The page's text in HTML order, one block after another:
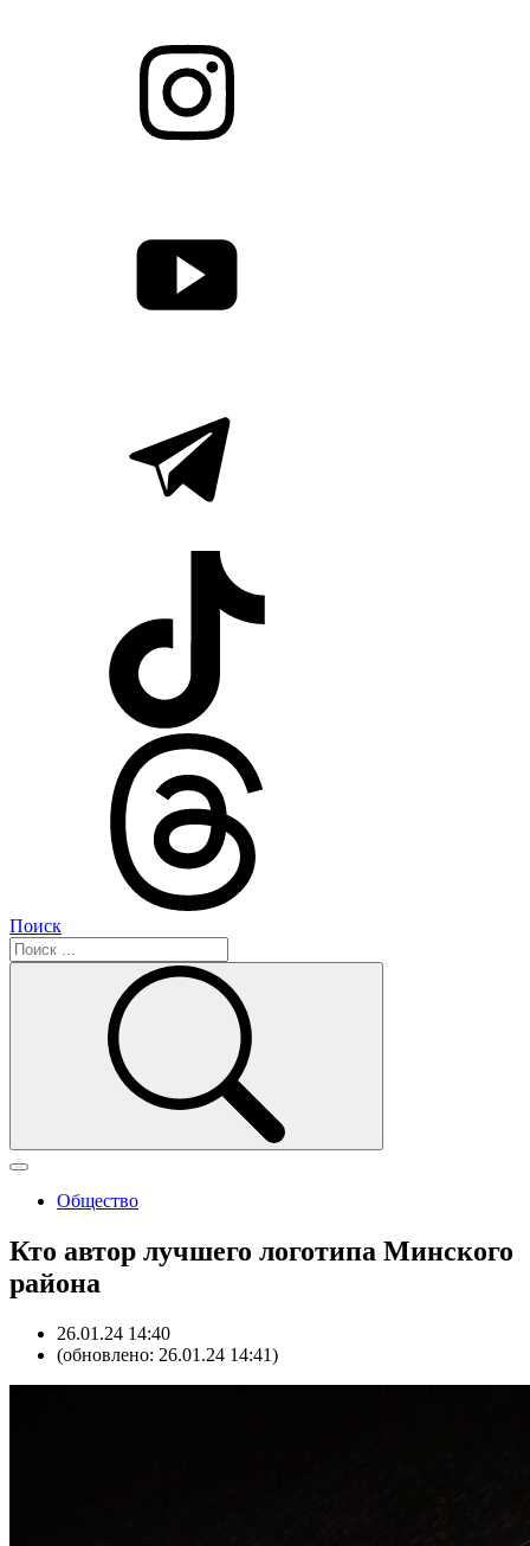
Поиск
Общество
Кто автор лучшего логотипа Минского
района
26.01.24 14:40
(обновлено: 26.01.24 14:41)